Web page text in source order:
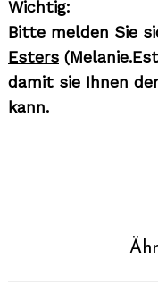
Wichtig:
Bitte melden Sie
Esters
damit sie Ihnen
kann.